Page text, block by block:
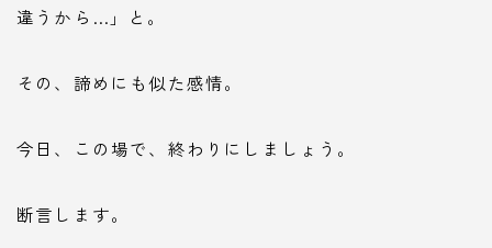
違うから…」と。
その、諦めにも似た感情。
今日、この場で、終わりにしましょう。
断言します。